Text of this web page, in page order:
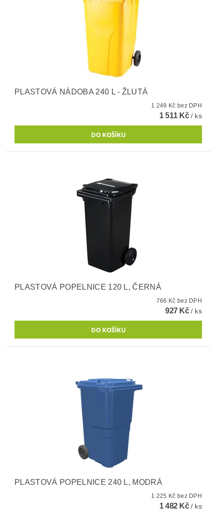
PLASTOVÁ NÁDOBA 240 L - ŽLUTÁ
1 249 Kč bez DPH
1 511 Kč/ ks
PLASTOVÁ POPELNICE 120 L, ČERNÁ
766 Kč bez DPH
927 Kč/ ks
PLASTOVÁ POPELNICE 240 L, MODRÁ
1 225 Kč bez DPH
1 482 Kč/ ks